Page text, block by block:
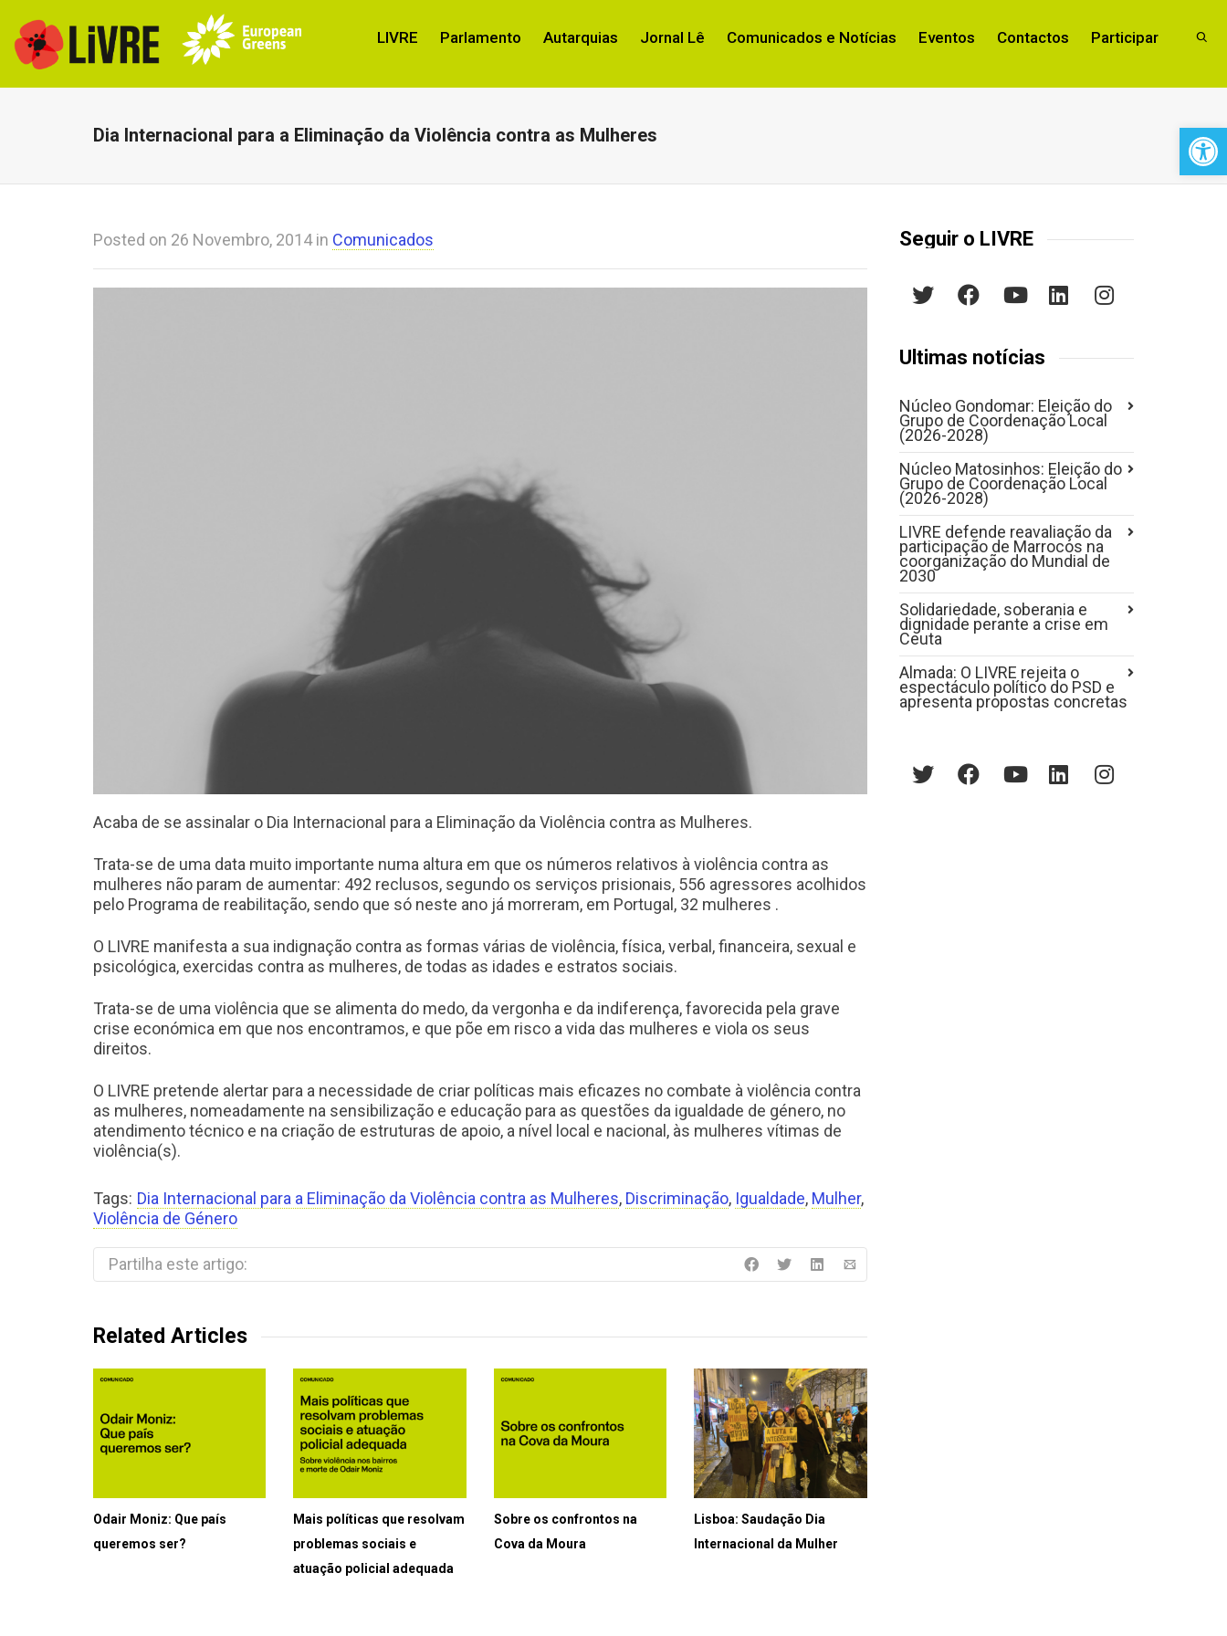
LIVRE Parlamento Autarquias Jornal Lê Comunicados e Notícias Eventos Contactos Participar
Dia Internacional para a Eliminação da Violência contra as Mulheres
Posted on 26 Novembro, 2014in Comunicados
Acaba de se assinalar o Dia Internacional para a Eliminação da Violência contra as Mulheres.
Trata-se de uma data muito importante numa altura em que os números relativos à violência contra as
mulheres não param de aumentar: 492 reclusos, segundo os serviços prisionais, 556 agressores acolhidos
pelo Programa de reabilitação, sendo que só neste ano já morreram, em Portugal, 32 mulheres .
O LIVRE manifesta a sua indignação contra as formas várias de violência, física, verbal, financeira, sexual e
psicológica, exercidas contra as mulheres, de todas as idades e estratos sociais.
Trata-se de uma violência que se alimenta do medo, da vergonha e da indiferença, favorecida pela grave
crise económica em que nos encontramos, e que põe em risco a vida das mulheres e viola os seus
direitos.
O LIVRE pretende alertar para a necessidade de criar políticas mais eficazes no combate à violência contra
as mulheres, nomeadamente na sensibilização e educação para as questões da igualdade de género, no
atendimento técnico e na criação de estruturas de apoio, a nível local e nacional, às mulheres vítimas de
violência(s).
Tags: Dia Internacional para a Eliminação da Violência contra as Mulheres, Discriminação, Igualdade, Mulher,
Violência de Género
Partilha este artigo:
Related Articles
Odair Moniz: Que país
queremos ser?
Mais políticas que resolvam
problemas sociais e
atuação policial adequada
Sobre os confrontos na
Cova da Moura
Lisboa: Saudação Dia
Internacional da Mulher
Seguir o LIVRE
Últimas notícias
Núcleo Gondomar: Eleição do
Grupo de Coordenação Local
(2026-2028)
Núcleo Matosinhos: Eleição do
Grupo de Coordenação Local
(2026-2028)
LIVRE defende reavaliação da
participação de Marrocos na
coorganização do Mundial de
2030
Solidariedade, soberania e
dignidade perante a crise em
Ceuta
Almada: O LIVRE rejeita o
espectáculo político do PSD e
apresenta propostas concretas